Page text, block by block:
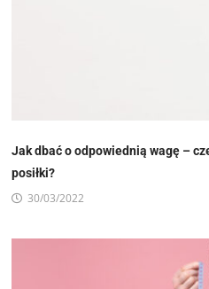
Jak dbać o odpowiednią wagę –
posiłki?
30/03/2022